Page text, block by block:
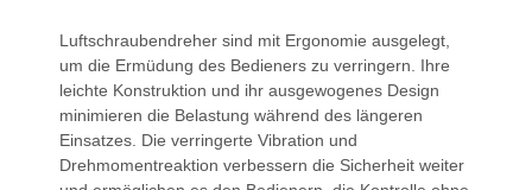
Luftschraubendreher sind mit Ergonomie ausgelegt,
um die Ermüdung des Bedieners zu verringern. Ihre
leichte Konstruktion und ihr ausgewogenes Design
minimieren die Belastung während des längeren
Einsatzes. Die verringerte Vibration und
Drehmomentreaktion verbessern die Sicherheit weiter